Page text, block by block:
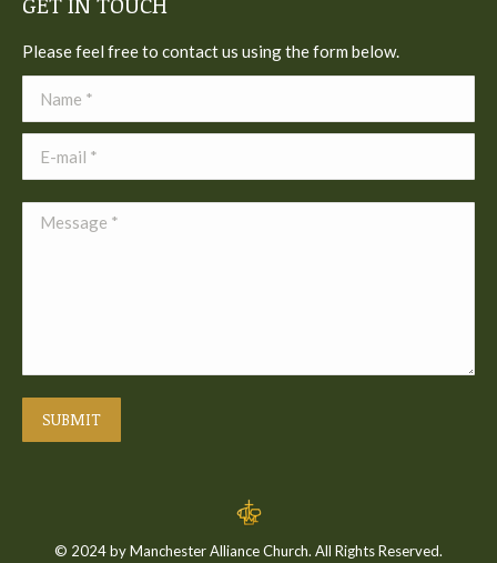
Please feel free to contact us using the form below.
Name *
E-mail *
Message *
SUBMIT
© 2024 by Manchester Alliance Church. All Rights Reserved.